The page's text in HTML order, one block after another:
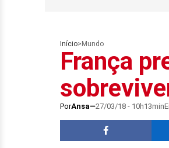
Início> Mundo
França
PorAnsa 27/03/18 - 10h13min